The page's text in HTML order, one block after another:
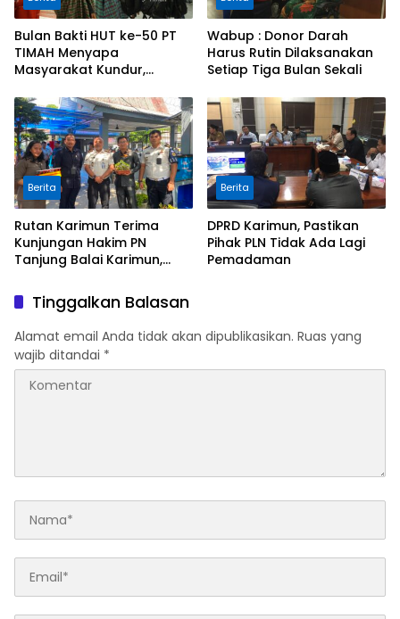
Bulan Bakti HUT ke-50 PT
TIMAH Menyapa
Masyarakat Kundur,
Wabup : Donor Darah
Harus Rutin Dilaksanakan
Setiap Tiga Bulan Sekali
Berita
Rutan Karimun Terima
Kunjungan Hakim PN
Tanjung Balai Karimun,
Pengawasan Melekat dan
Pembinaan
Berita
DPRD Karimun, Pastikan
Pihak PLN Tidak Ada Lagi
Pemadaman
Tinggalkan Balasan
Alamat email Anda tidak akan dipublikasikan. Ruas yang
wajib ditandai *